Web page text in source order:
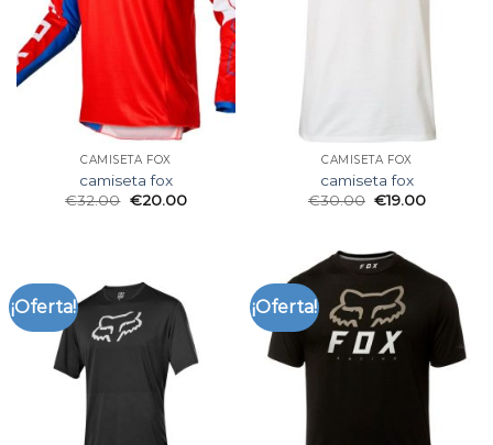
CAMISETA FOX
camiseta fox
€32.00 €20.00
CAMISETA FOX
camiseta fox
€30.00 €19.00
¡Oferta! ¡Oferta!